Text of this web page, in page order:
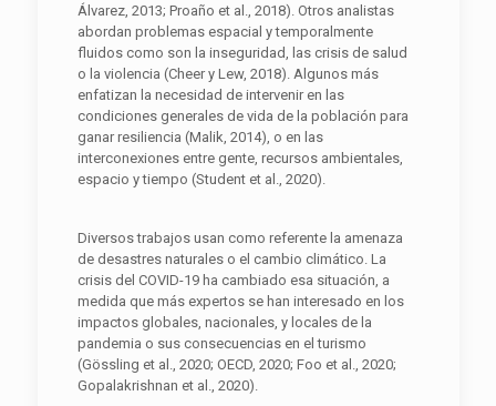
Álvarez, 2013; Proaño et al., 2018). Otros analistas
abordan problemas espacial y temporalmente
fluidos como son la inseguridad, las crisis de salud
o la violencia (Cheer y Lew, 2018). Algunos más
enfatizan la necesidad de intervenir en las
condiciones generales de vida de la población para
ganar resiliencia (Malik, 2014), o en las
interconexiones entre gente, recursos ambientales,
espacio y tiempo (Student et al., 2020).
Diversos trabajos usan como referente la amenaza
de desastres naturales o el cambio climático. La
crisis del COVID-19 ha cambiado esa situación, a
medida que más expertos se han interesado en los
impactos globales, nacionales, y locales de la
pandemia o sus consecuencias en el turismo
(Gössling et al., 2020; OECD, 2020; Foo et al., 2020;
Gopalakrishnan et al., 2020).